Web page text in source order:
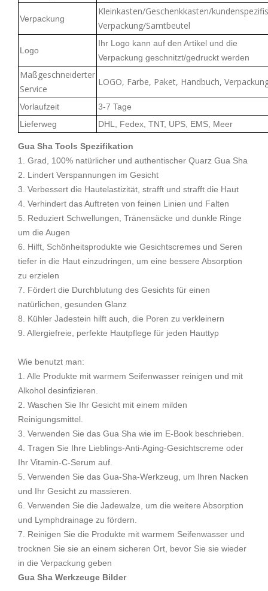
Verpackung
Kleinkasten/Geschenkkasten/
Verpackung/Samtbeutel
Logo
Ihr Logo kann auf den Artikel und die
Verpackung geschnitzt/gedruckt werden
Maßgeschneiderter
Service
LOGO, Farbe, Paket, Handbuch,
Vorlaufzeit
3-7 Tage
Lieferweg
DHL, Fedex, TNT, UPS, EMS, Meer
Gua Sha Tools Spezifikation
1. Grad, 100% natürlicher und authentischer Quarz Gua Sha
2. Lindert Verspannungen im Gesicht
3. Verbessert die Hautelastizität, strafft und strafft die Haut
4. Verhindert das Auftreten von feinen Linien und Falten
5. Reduziert Schwellungen, Tränensäcke und dunkle Ringe
um die Augen
6. Hilft, Schönheitsprodukte wie Gesichtscremes und Seren
tiefer in die Haut einzudringen, um eine bessere Absorption
zu erzielen
7. Fördert die Durchblutung des Gesichts für einen
natürlichen, gesunden Glanz
8. Kühler Jadestein hilft auch, die Poren zu verkleinern
9. Allergiefreie, perfekte Hautpflege für jeden Hauttyp
Wie benutzt man:
1. Alle Produkte mit warmem Seifenwasser reinigen und mit
Alkohol desinfizieren.
2. Waschen Sie Ihr Gesicht mit einem milden
Reinigungsmittel.
3. Verwenden Sie das Gua Sha wie im E-Book beschrieben.
4. Tragen Sie Ihre Lieblings-Anti-Aging-Gesichtscreme oder
Ihr Vitamin-C-Serum auf.
5. Verwenden Sie das Gua-Sha-Werkzeug, um Ihren Nacken
und Ihr Gesicht zu massieren.
6. Verwenden Sie die Jadewalze, um die weitere Absorption
und Lymphdrainage zu fördern.
7. Reinigen Sie die Produkte mit warmem Seifenwasser und
trocknen Sie sie an einem sicheren Ort, bevor Sie sie wieder
in die Verpackung geben
Gua Sha Werkzeuge Bilder